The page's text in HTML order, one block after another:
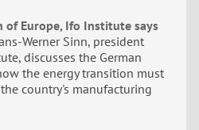
of Europe, Ifo Institute says
Werner Sinn, president
discusses the German
the energy transition must
country's manufacturing